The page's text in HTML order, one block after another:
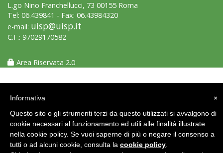
L.go Nino Franchellucci, 73 00155 Roma
Tel: 06.439841 - Fax: 06.43984320
e-mail: uisp@uisp.it
C.F.: 97029170582
Area Riservata 2.0
×
Informativa
Questo sito o gli strumenti terzi da questo utilizzati si avvalgono di
cookie necessari al funzionamento ed utili alle finalità illustrate
nella cookie policy. Se vuoi saperne di più o negare il consenso a
tutti o ad alcuni cookie, consulta la cookie policy